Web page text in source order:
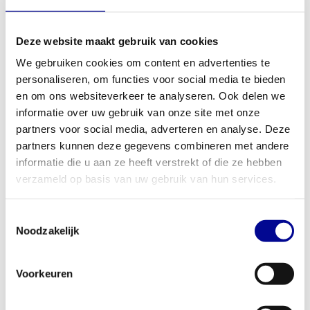
Deze website maakt gebruik van cookies
We gebruiken cookies om content en advertenties te
personaliseren, om functies voor social media te bieden
en om ons websiteverkeer te analyseren. Ook delen we
informatie over uw gebruik van onze site met onze
partners voor social media, adverteren en analyse. Deze
partners kunnen deze gegevens combineren met andere
informatie die u aan ze heeft verstrekt of die ze hebben
verzameld op basis van uw gebruik van hun services.
Noodzakelijk
Voorkeuren
spierontwikkeling ligt. Met een gewichtstapel van 70 kg biedt dit
. De zithoogte is eenvoudig instelbaar,
waardoor gebruikers van verschillende lengtes comfortabel en
veilig kunnen trainen. Het is een perfecte aanvulling op ons
assortimentupper body trainingsapparatuur.
Voor wie is deze arm extension ideaal?
Dankzij zijn robuuste constructie en gebruiksvriendelijke ontwerp
is de selection arm extension een uitstekende keuze voor een
brede doelgroep. Voor de serieuze thuissporter is het een
duurzame investering die de kwaliteit van de sportschool
professionele omgevingen zoals sportscholen,
gebouwd om jarenlang intensief gebruik te doorstaan met
minimaal onderhoud. Ben je ondernemer? Bekijk dan onze